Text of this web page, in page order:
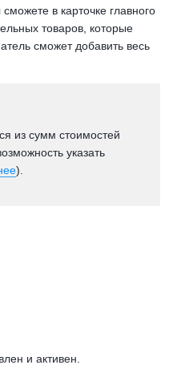
в карточке главного
товаров, которые
сможет добавить весь
из сумм стоимостей
указать
).
и активен.